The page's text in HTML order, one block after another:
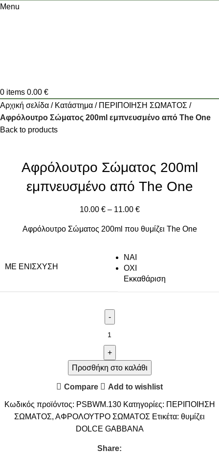
Menu
0 items 0.00 €
Αρχική σελίδα
Κατάστημα
ΠΕΡΙΠΟΙΗΣΗ ΣΩΜΑΤΟΣ
Αφρόλουτρο Σώματος 200ml εμπνευσμένο από The One
Back to products
Αφρόλουτρο Σώματος 200ml
εμπνευσμένο από The One
10.00 € – 11.00 €
Αφρόλουτρο Σώματος 200ml που θυμίζει The One
ΜΕ ΕΝΊΣΧΥΣΗ
NAI
ΟΧΙ
Εκκαθάριση
Προσθήκη στο καλάθι
Compare Add to wishlist
Κωδικός προϊόντος: PSBWM.130 Κατηγορίες: ΠΕΡΙΠΟΙΗΣΗ
ΣΩΜΑΤΟΣ, ΑΦΡΟΛΟΥΤΡΟ ΣΩΜΑΤΟΣ Ετικέτα: θυμίζει
DOLCE GABBANA
Share: